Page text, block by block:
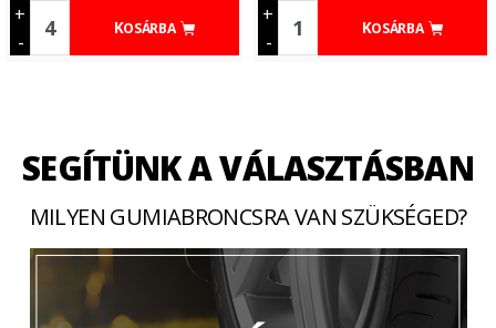
+
-
KOSÁRBA
+
-
KOSÁRBA
SEGÍTÜNK A VÁLASZTÁSBAN
MILYEN GUMIABRONCSRA VAN SZÜKSÉGED?